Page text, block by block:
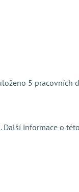
5 pracovních
informace o